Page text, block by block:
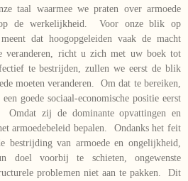
taal waarmee we praten over armoede
de werkelijkheid. Voor onze blik op
dat hoogopgeleiden vaak de macht
veranderen, richt u zich met uw boek tot
te bestrijden, zullen we eerst de blik
moeten veranderen. Om dat te bereiken,
goede sociaal-economische positie eerst
zij de dominante opvattingen en
armoedebeleid bepalen. Ondanks het feit
van armoede en ongelijkheid,
doel voorbij te schieten, ongewenste
problemen niet aan te pakken. Dit